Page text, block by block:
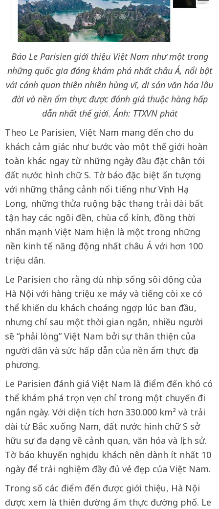
Báo Le Parisien giới thiệu Việt Nam như một trong
những quốc gia đáng khám phá nhất châu Á, nổi bật
với cảnh quan thiên nhiên hùng vĩ, di sản văn hóa lâu
đời và nền ẩm thực được đánh giá thuộc hàng hấp
dẫn nhất thế giới. Ảnh: TTXVN phát
Theo Le Parisien, Việt Nam mang đến cho du
khách cảm giác như bước vào một thế giới hoàn
toàn khác ngay từ những ngày đầu đặt chân tới
đất nước hình chữ S. Tờ báo đặc biệt ấn tượng
với những thắng cảnh nổi tiếng như Vịnh Hạ
Long, những thửa ruộng bậc thang trải dài bất
tận hay các ngôi đền, chùa cổ kính, đồng thời
nhấn mạnh Việt Nam hiện là một trong những
nền kinh tế năng động nhất châu Á với hơn 100
triệu dân.
Le Parisien cho rằng dù nhịp sống sôi động của
Hà Nội với hàng triệu xe máy và tiếng còi xe có
thể khiến du khách choáng ngợp lúc ban đầu,
nhưng chỉ sau một thời gian ngắn, nhiều người
sẽ “phải lòng” Việt Nam bởi sự thân thiện của
người dân và sức hấp dẫn của nền ẩm thực địa
phương.
Le Parisien đánh giá Việt Nam là điểm đến khó có
thể khám phá trọn vẹn chỉ trong một chuyến đi
ngắn ngày. Với diện tích hơn 330.000 km² và trải
dài từ Bắc xuống Nam, đất nước hình chữ S sở
hữu sự đa dạng về cảnh quan, văn hóa và lịch sử.
Tờ báo khuyến nghị du khách nên dành ít nhất 10
ngày để trải nghiệm đầy đủ vẻ đẹp của Việt Nam.
Trong số các điểm đến được giới thiệu, Hà Nội
được xem là thiên đường ẩm thực đường phố. Le